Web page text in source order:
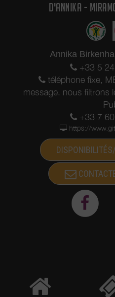
D'ANNIKA -
Annika
+33 5
téléphone fixe,
message. nous filtrons
+33 7
https://